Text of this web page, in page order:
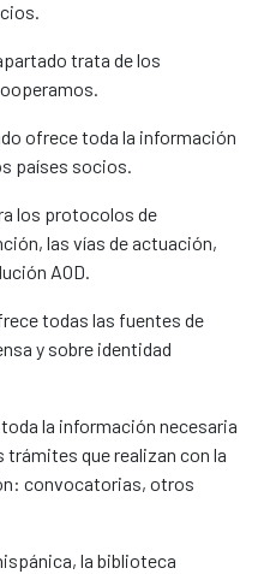
trata de los
ofrece toda la información
países socios.
los protocolos de
las vías de actuación,
AOD.
todas las fuentes de
y sobre identidad
la información necesaria
que realizan con la
convocatorias, otros
la biblioteca